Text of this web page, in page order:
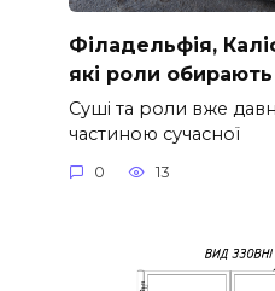
Філадельфія,
які роли
Суші та роли вже
частиною сучасної
0 13